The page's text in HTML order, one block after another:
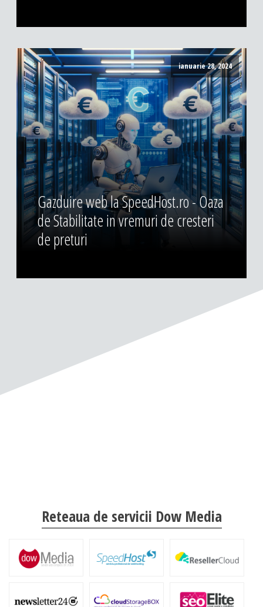
ianuarie 28, 2024
Gazduire web la SpeedHost.ro - Oaza
de Stabilitate in vremuri de cresteri
de preturi
Reteaua de servicii Dow Media